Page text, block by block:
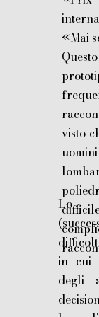
«Mai
visto
Lo
in cui
degli